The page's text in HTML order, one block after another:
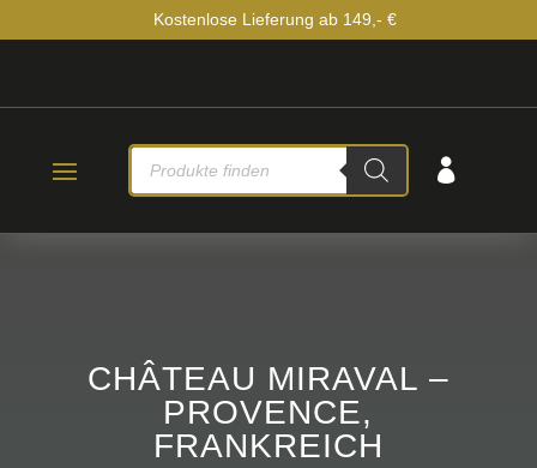
Kostenlose Lieferung ab 149,- €
PRODUCTS
SEARCH

CHÂTEAU MIRAVAL –
PROVENCE,
FRANKREICH